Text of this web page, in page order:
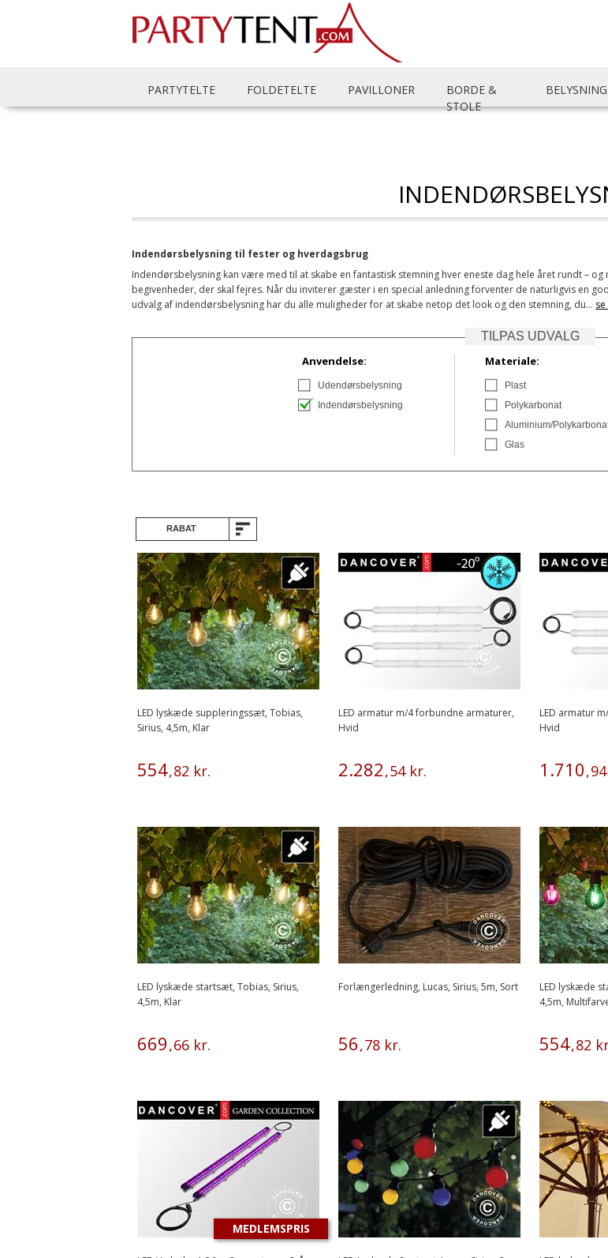
PARTYTELTE FOLDETELTE PAVILLONER
BORDE &
STOLE
BELYSNING
Indendørsbelysning til fester og hverdagsbrug
Indendørsbelysning kan være med til at skabe en fantastisk stemning hver eneste dag hele året rundt –
begivenheder, der skal fejres. Når du inviterer gæster i en special anledning forventer de naturligvis en
udvalg af indendørsbelysning har du alle muligheder for at skabe netop det look og den stemning, du…
TILPAS UDVALG
Anvendelse:
Udendørsbelysning
Indendørsbelysning
Materiale:
Plast
Polykarbonat
Aluminium/
Glas
RABAT
LED lyskæde suppleringssæt, Tobias,
Sirius, 4,5m, Klar
554,82 kr.
LED armatur m/4 forbundne armaturer,
Hvid
2.282,54kr.
LED armatur
Hvid
1 .710,94
LED lyskæde startsæt, Tobias, Sirius,
4,5m, Klar
669,66 kr.
Forlængerledning, Lucas, Sirius, 5m, Sort
56,78 kr.
LED lyskæde
4,5m,
554,82
MEDLEMSPRIS